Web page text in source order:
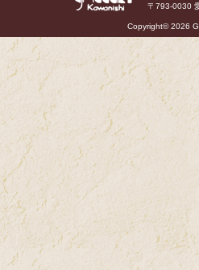
〒793-0030
Copyright©2026